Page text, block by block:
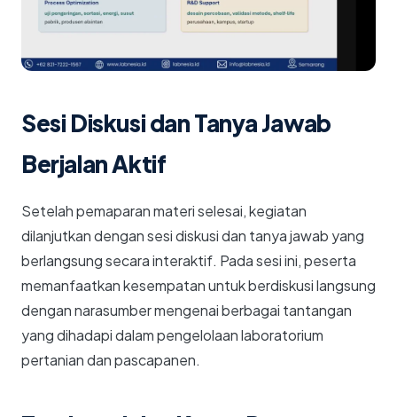
Sesi Diskusi dan Tanya Jawab
Berjalan Aktif
Setelah pemaparan materi selesai, kegiatan
dilanjutkan dengan sesi diskusi dan tanya jawab yang
berlangsung secara interaktif. Pada sesi ini, peserta
memanfaatkan kesempatan untuk berdiskusi langsung
dengan narasumber mengenai berbagai tantangan
yang dihadapi dalam pengelolaan laboratorium
pertanian dan pascapanen.